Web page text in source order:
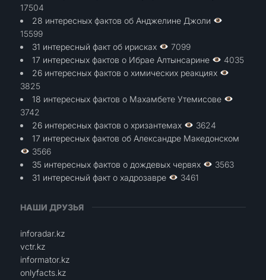
17504
28 интересных фактов об Анджелине Джоли
15599
31 интересный факт об ирисках
7099
17 интересных фактов о Ибрае Алтынсарине
4035
26 интересных фактов о химических реакциях
3825
18 интересных фактов о Махамбете Утемисове
3742
26 интересных фактов о хризантемах
3624
17 интересных фактов об Александре Македонском
3566
35 интересных фактов о дождевых червях
3563
31 интересный факт о хадрозавре
3461
НАШИ ДРУЗЬЯ
inforadar.kz
vctr.kz
informator.kz
onlyfacts.kz